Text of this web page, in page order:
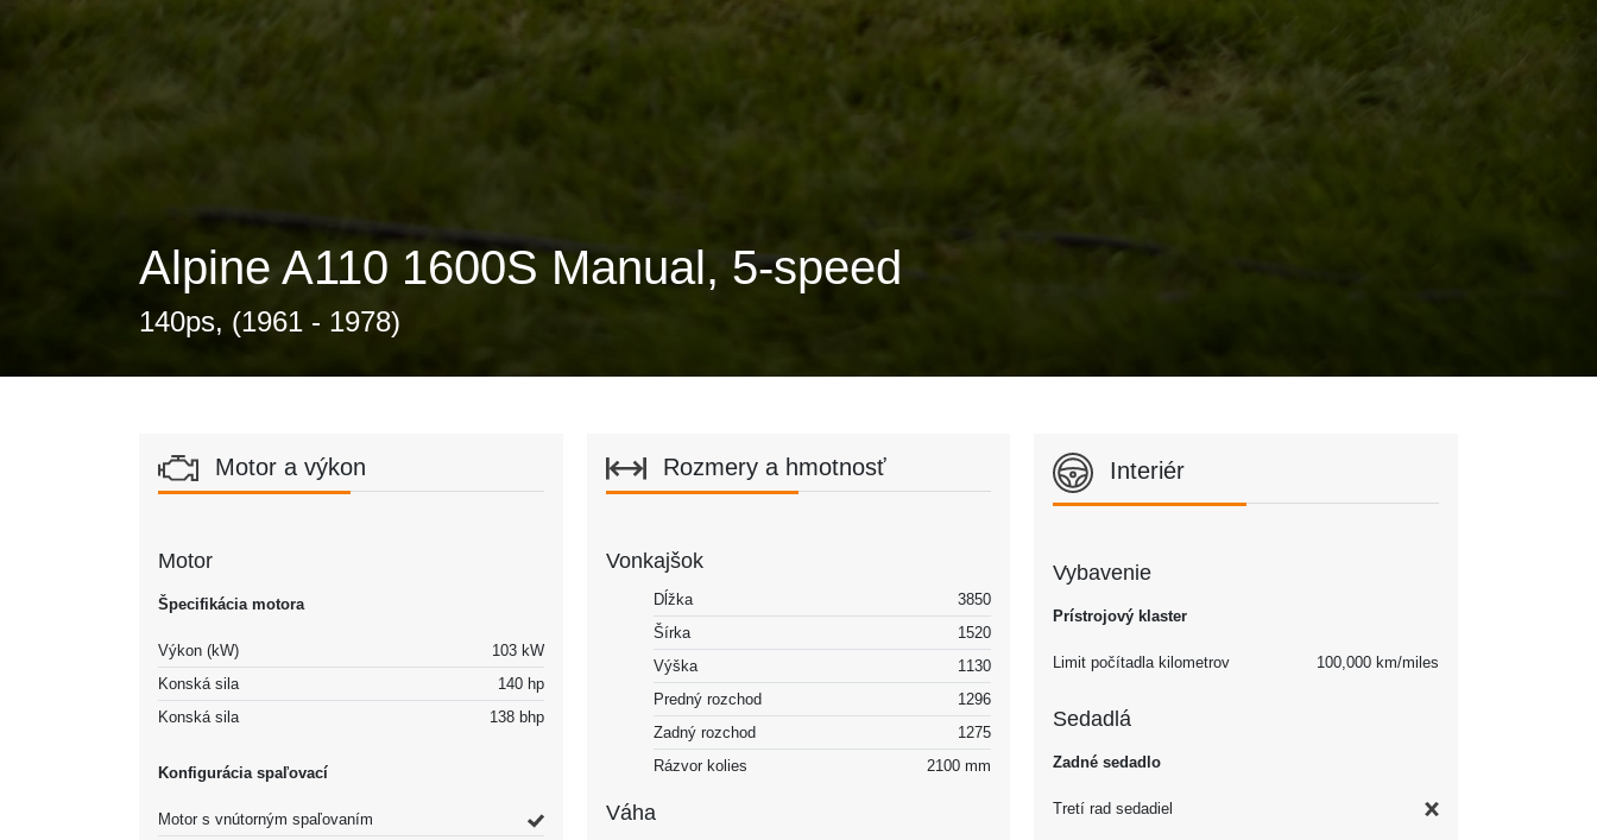
Alpine A110 1600S Manual, 5-speed
140ps, (1961 - 1978)
Motor a výkon
Motor
Špecifikácia motora
Výkon (kW)
103 kW
Konská sila
140 hp
Konská sila
138 bhp
Konfigurácia spaľovací
Motor s vnútorným spaľovaním
Rozmery a hmotnosť
Vonkajšok
Dĺžka
3850
Šírka
1520
Výška
1130
Predný rozchod
1296
Zadný rozchod
1275
Rázvor kolies
2100 mm
Váha
Interiér
Vybavenie
Prístrojový klaster
Limit počítadla kilometrov 100,000 km/miles
Sedadlá
Zadné sedadlo
Tretí rad sedadiel